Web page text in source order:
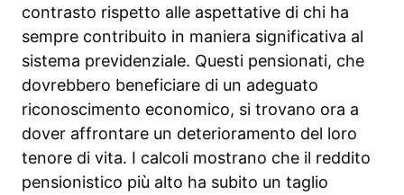
contrasto rispetto alle aspettative di chi ha
sempre contribuito in maniera significativa al
sistema previdenziale. Questi pensionati, che
dovrebbero beneficiare di un adeguato
riconoscimento economico, si trovano ora a
dover affrontare un deterioramento del loro
tenore di vita. I calcoli mostrano che il reddito
pensionistico più alto ha subito un taglio